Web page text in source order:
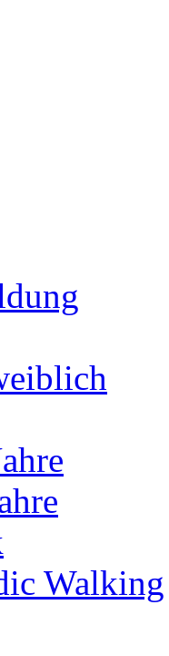
Walking